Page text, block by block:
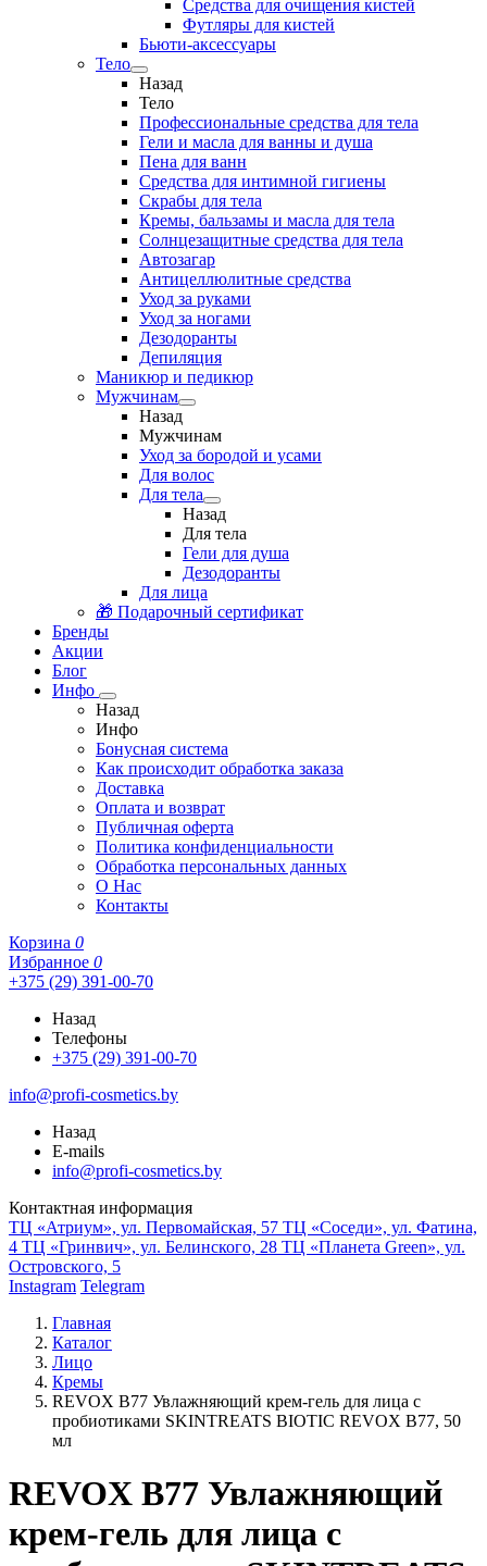
Средства для очищения кистей
Футляры для кистей
Бьюти-аксессуары
Тело
Назад
Тело
Профессиональные средства для тела
Гели и масла для ванны и душа
Пена для ванн
Средства для интимной гигиены
Скрабы для тела
Кремы, бальзамы и масла для тела
Солнцезащитные средства для тела
Автозагар
Антицеллюлитные средства
Уход за руками
Уход за ногами
Дезодоранты
Депиляция
Маникюр и педикюр
Мужчинам
Назад
Мужчинам
Уход за бородой и усами
Для волос
Для тела
Назад
Для тела
Гели для душа
Дезодоранты
Для лица
🎁 Подарочный сертификат
Бренды
Акции
Блог
Инфо
Назад
Инфо
Бонусная система
Как происходит обработка заказа
Доставка
Оплата и возврат
Публичная оферта
Политика конфиденциальности
Обработка персональных данных
О Нас
Контакты
Корзина 0
Избранное 0
+375 (29) 391-00-70
Назад
Телефоны
+375 (29) 391-00-70
info@profi-cosmetics.by
Назад
E-mails
info@profi-cosmetics.by
Контактная информация
ТЦ «Атриум», ул. Первомайская, 57 ТЦ «Соседи», ул. Фатина,
4 ТЦ «Гринвич», ул. Белинского, 28 ТЦ «Планета Green», ул.
Островского, 5
Instagram Telegram
Главная
Каталог
Лицо
Кремы
REVOX B77 Увлажняющий крем-гель для лица с
пробиотиками SKINTREATS BIOTIC REVOX B77, 50
мл
REVOX B77 Увлажняющий
крем-гель для лица с